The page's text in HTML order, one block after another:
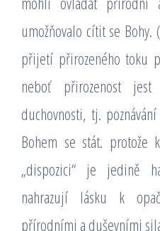
umožňovalo cítit se
přijetí přirozeného toku
neboť přirozenost
duchovnosti, tj.
Bohem se stát.
„dispozici“ je jedině
nahrazují lásku k
přírodními a duševními